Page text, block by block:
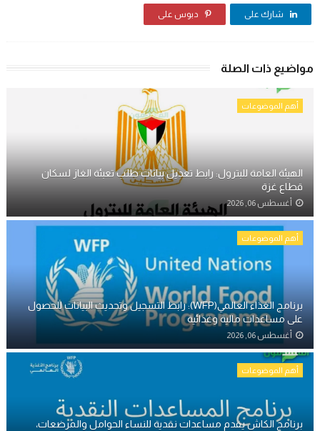
شارك على دبوس على
مواضيع ذات الصلة
أهم الموضوعات
الهيئة العامة للبترول: رابط تعديل بيانات طلب تعبئة الغاز لسكان
قطاع غزة
أغسطس 06, 2026
أهم الموضوعات
برنامج الغذاء العالمي(WFP): رابط التسجيل وتحديث البيانات للحصول
على مساعدات مالية وغذائية
أغسطس 06, 2026
أهم الموضوعات
برنامج الكاش يقدم مساعدات نقدية للنساء الحوامل والمرضعات،